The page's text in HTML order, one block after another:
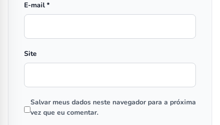
E-mail*
Site
Salvar meus dados neste navegador para a próxima
vez que eu comentar.